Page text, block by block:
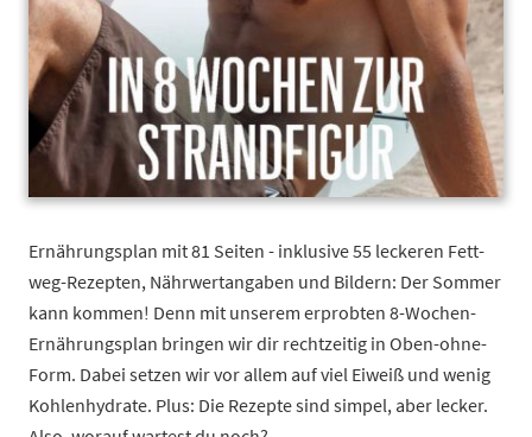
Ernährungsplan mit 81 Seiten - inklusive 55 leckeren Fett-
weg-Rezepten, Nährwertangaben und Bildern: Der Sommer
kann kommen! Denn mit unserem erprobten 8-Wochen-
Ernährungsplan bringen wir dir rechtzeitig in Oben-ohne-
Form. Dabei setzen wir vor allem auf viel Eiweiß und wenig
Kohlenhydrate. Plus: Die Rezepte sind simpel, aber lecker.